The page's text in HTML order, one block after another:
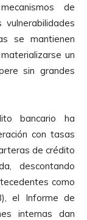
de
se mantienen
un
sin grandes
bancario ha
con tasas
de crédito
descontando
como
el Informe de
internas dan